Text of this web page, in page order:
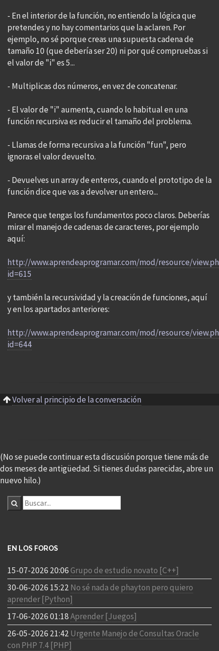
- En el interior de la función, no entiendo la lógica que
pretendes y no hay comentarios que la aclaren. Por
ejemplo, no sé porque creas una supuesta cadena de
tamaño 10 (que debería ser 20) ni por qué compruebas si
el valor de "i" es 5...
- Multiplicas dos números, en vez de concatenar.
- El valor de "i" aumenta, cuando lo habitual en una
función recursiva es reducir el tamaño del problema.
- Llamas de forma recursiva a la función "fun", pero
ignoras el valor devuelto.
- Devuelves un array de enteros, cuando el prototipo de la
función dice que vas a devolver un entero...
Parece que tengas los fundamentos poco claros. Deberías
mirar el manejo de cadenas de caracteres, por ejemplo
aquí:
http://www.aprendeaprogramar.com/mod/resource/
id=615
y también la recursividad y la creación de funciones, aquí
y en los apartados anteriores:
http://www.aprendeaprogramar.com/mod/resource/
id=644
Volver al principio de la conversación
(No se puede continuar esta discusión porque tiene más de
dos meses de antigüedad. Si tienes dudas parecidas, abre un
nuevo hilo.)
EN LOS FOROS
15-07-2026 20:06Grupo de estudio novato [C++]
30-06-2026 15:22 No sé nada de phayton pero quiero
aprender [Python]
17-06-2026 01:18Aprender [Juegos]
26-05-2026 21:42 Urgente Manejo de Consultas Oracle
con PHP 7.4 [PHP]